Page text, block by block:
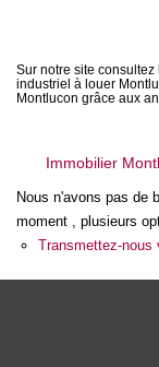
Sur notre site
industriel à louer
Montlucon grâce aux
Immobilier
Nous n'avons pas de
moment , plusieurs
Transmettez-nous